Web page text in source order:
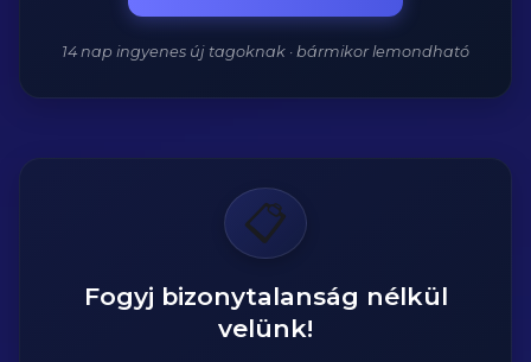
14 nap ingyenes új tagoknak · bármikor lemondható
📋
Fogyj bizonytalanság nélkül
velünk!